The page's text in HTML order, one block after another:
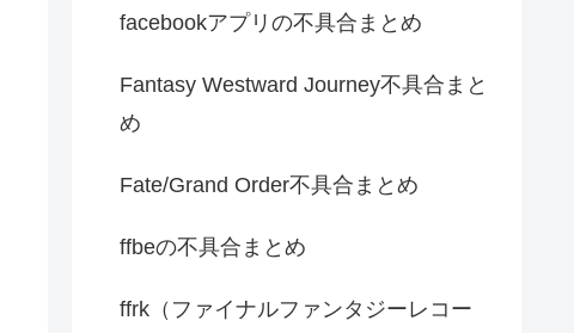
facebookアプリの不具合まとめ
Fantasy Westward Journey不具合まと
め
Fate/Grand Order不具合まとめ
ffbeの不具合まとめ
ffrk（ファイナルファンタジーレコー